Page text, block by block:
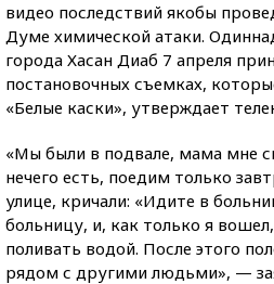
видео последствий якобы
Думе химической атаки.
города Хасан Диаб 7 апреля
постановочных съемках,
«Белые каски», утверждает
«Мы были в подвале, мама мне
нечего есть, поедим только
улице, кричали: «Идите в
больницу, и, как только я
поливать водой. После этого
рядом с другими людьми», —